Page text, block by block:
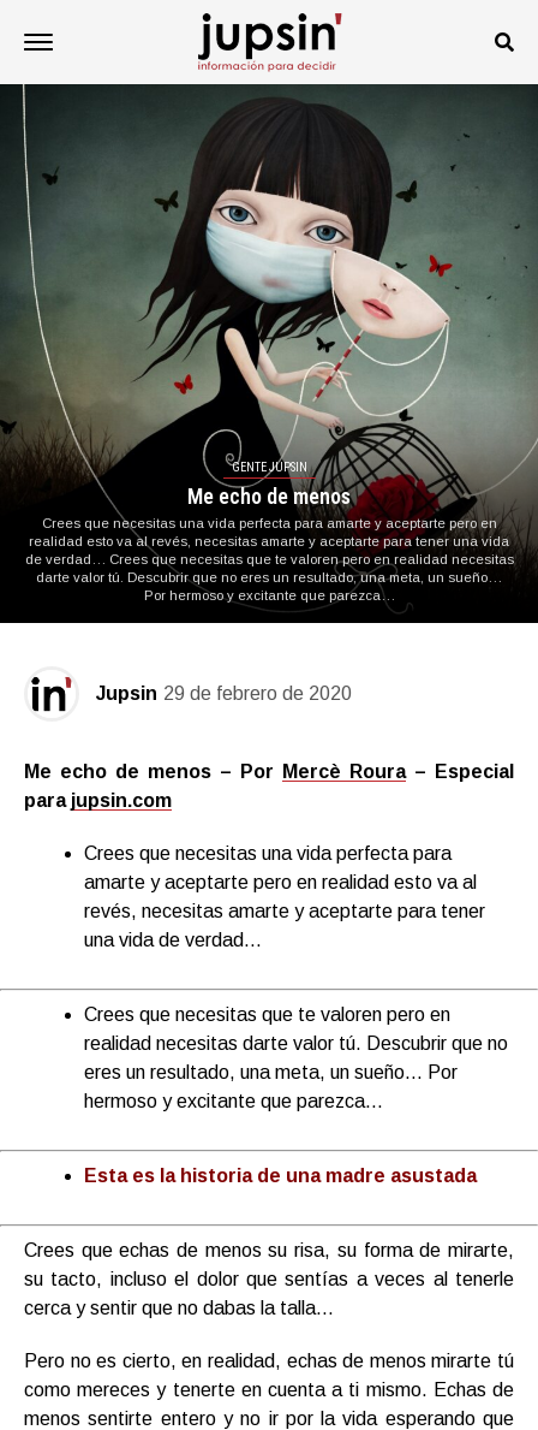
GENTE JUPSIN
Me echo de menos
Crees que necesitas una vida perfecta para amarte y aceptarte pero en
realidad esto va al revés, necesitas amarte y aceptarte para tener una vida
de verdad… Crees que necesitas que te valoren pero en realidad necesitas
darte valor tú. Descubrir que no eres un resultado, una meta, un sueño…
Por hermoso y excitante que parezca…
Jupsin 29 de febrero de 2020
Me echo de menos – Por Mercè Roura– Especial
para jupsin.com
Crees que necesitas una vida perfecta para
amarte y aceptarte pero en realidad esto va al
revés, necesitas amarte y aceptarte para tener
una vida de verdad…
Crees que necesitas que te valoren pero en
realidad necesitas darte valor tú. Descubrir que no
eres un resultado, una meta, un sueño… Por
hermoso y excitante que parezca…
Esta es la historia de una madre asustada
Crees que echas de menos su risa, su forma de mirarte,
su tacto, incluso el dolor que sentías a veces al tenerle
cerca y sentir que no dabas la talla…
Pero no es cierto, en realidad, echas de menos mirarte tú
como mereces y tenerte en cuenta a ti mismo. Echas de
menos sentirte entero y no ir por la vida esperando que